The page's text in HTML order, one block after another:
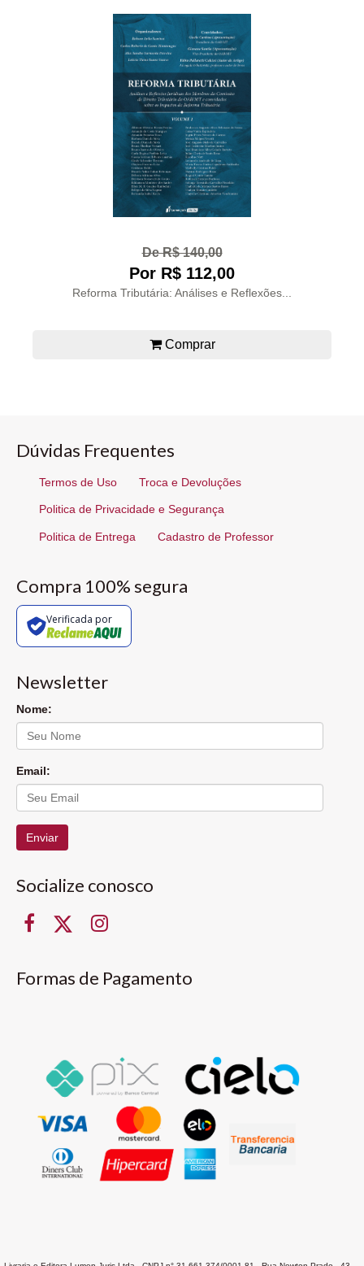
De R$ 140,00
Por R$ 112,00
Reforma Tributária: Análises e Reflexões...
Comprar
Dúvidas Frequentes
Termos de Uso Troca e Devoluções
Politica de Privacidade e Segurança
Politica de Entrega Cadastro de Professor
Compra 100% segura
Verificada por
Newsletter
Nome:
Email:
Enviar
Socialize conosco
Formas de Pagamento